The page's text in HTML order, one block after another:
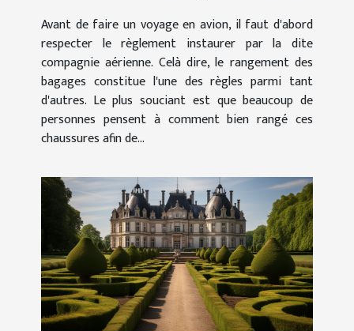
Avant de faire un voyage en avion, il faut d'abord
respecter le règlement instaurer par la dite
compagnie aérienne. Celà dire, le rangement des
bagages constitue l'une des règles parmi tant
d'autres. Le plus souciant est que beaucoup de
personnes pensent à comment bien rangé ces
chaussures afin de...